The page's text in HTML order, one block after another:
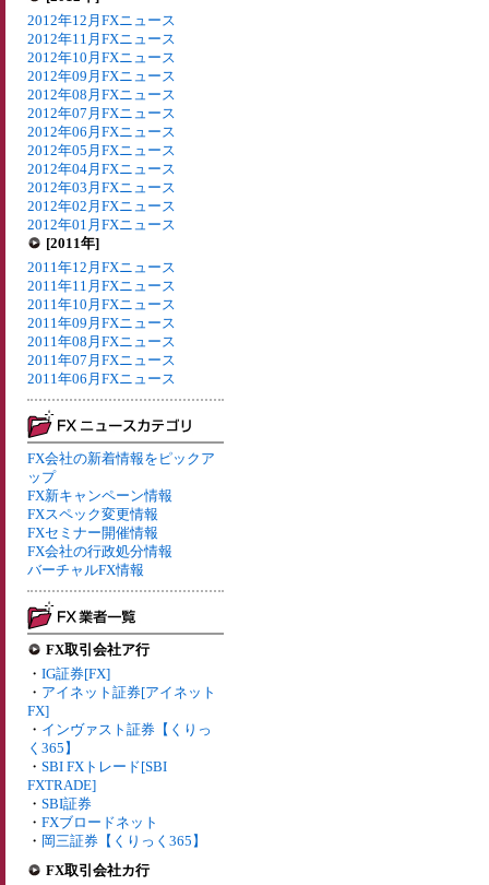
2012年12月FXニュース
2012年11月FXニュース
2012年10月FXニュース
2012年09月FXニュース
2012年08月FXニュース
2012年07月FXニュース
2012年06月FXニュース
2012年05月FXニュース
2012年04月FXニュース
2012年03月FXニュース
2012年02月FXニュース
2012年01月FXニュース
[2011年]
2011年12月FXニュース
2011年11月FXニュース
2011年10月FXニュース
2011年09月FXニュース
2011年08月FXニュース
2011年07月FXニュース
2011年06月FXニュース
FX会社の新着情報をピックア
ップ
FX新キャンペーン情報
FXスペック変更情報
FXセミナー開催情報
FX会社の行政処分情報
バーチャルFX情報
FX取引会社ア行
・ IG証券[FX]
・ アイネット証券[アイネット
FX]
・ インヴァスト証券【くりっ
く365】
・ SBI FXトレード[SBI
FXTRADE]
・ SBI証券
・ FXブロードネット
・ 岡三証券【くりっく365】
FX取引会社カ行